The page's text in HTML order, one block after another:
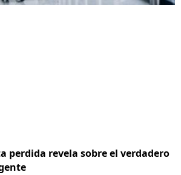
perdida revela sobre el verdadero